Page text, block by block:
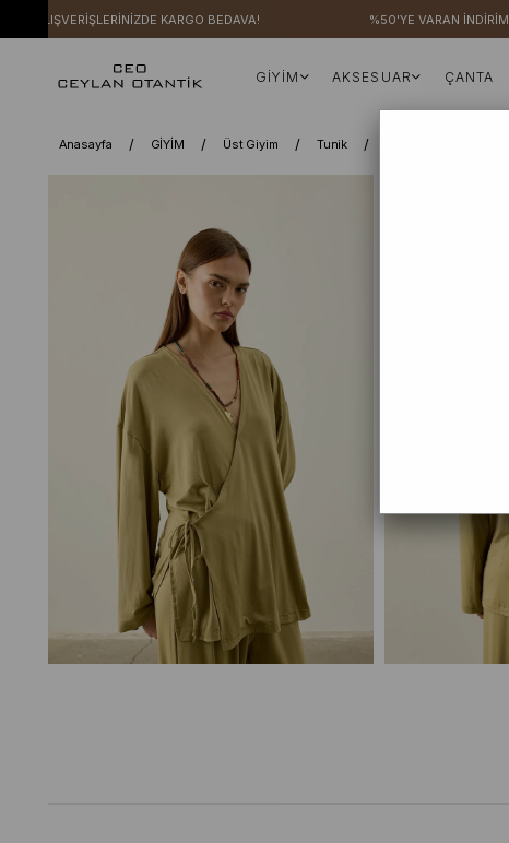
ALIŞVERİŞLERİNİZDE KARGO BEDAVA! %50'YE VARAN İNDİRİMLER
GİYİM AKSESUAR ÇANTA
Anasayfa GİYİM Üst Giyim Tunik